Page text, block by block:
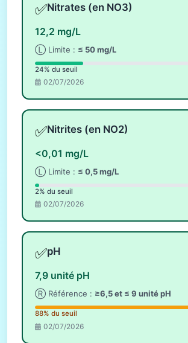
✅Nitrates (en NO3)
12,2 mg/L
Ⓛ Limite : ≤ 50 mg/L
24% du seuil
02/07/2026
✅Nitrites (en NO2)
<0,01 mg/L
Ⓛ Limite : ≤ 0,5 mg/L
2% du seuil
02/07/2026
✅pH
7,9 unité pH
Ⓡ Référence : ≥6,5 et ≤ 9 unité pH
88% du seuil
02/07/2026